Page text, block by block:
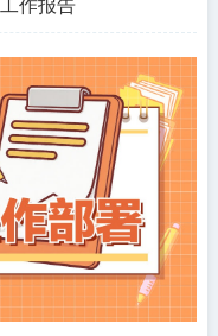
作报告